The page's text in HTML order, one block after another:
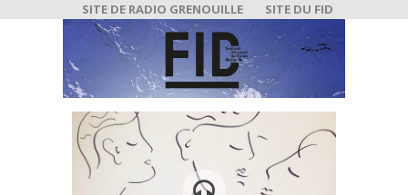
SITE DE RADIO GRENOUILLE SITE DU FID